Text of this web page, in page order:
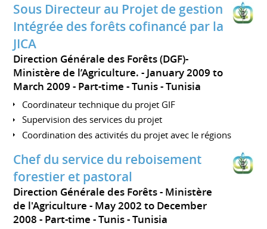
Sous Directeur au Projet de gestion
Intégrée des forêts cofinancé par la
JICA
Direction Générale des Forêts (DGF)-
Ministère de l’Agriculture.
January 2009 to
March 2009 Part-time Tunis Tunisia
Coordinateur technique du projet GIF
Supervision des services du projet
Coordination des activités du projet avec le régions
Chef du service du reboisement
forestier et pastoral
Direction Générale des Forêts - Ministère
de l'Agriculture
May 2002 to December
2008 Part-time Tunis Tunisia